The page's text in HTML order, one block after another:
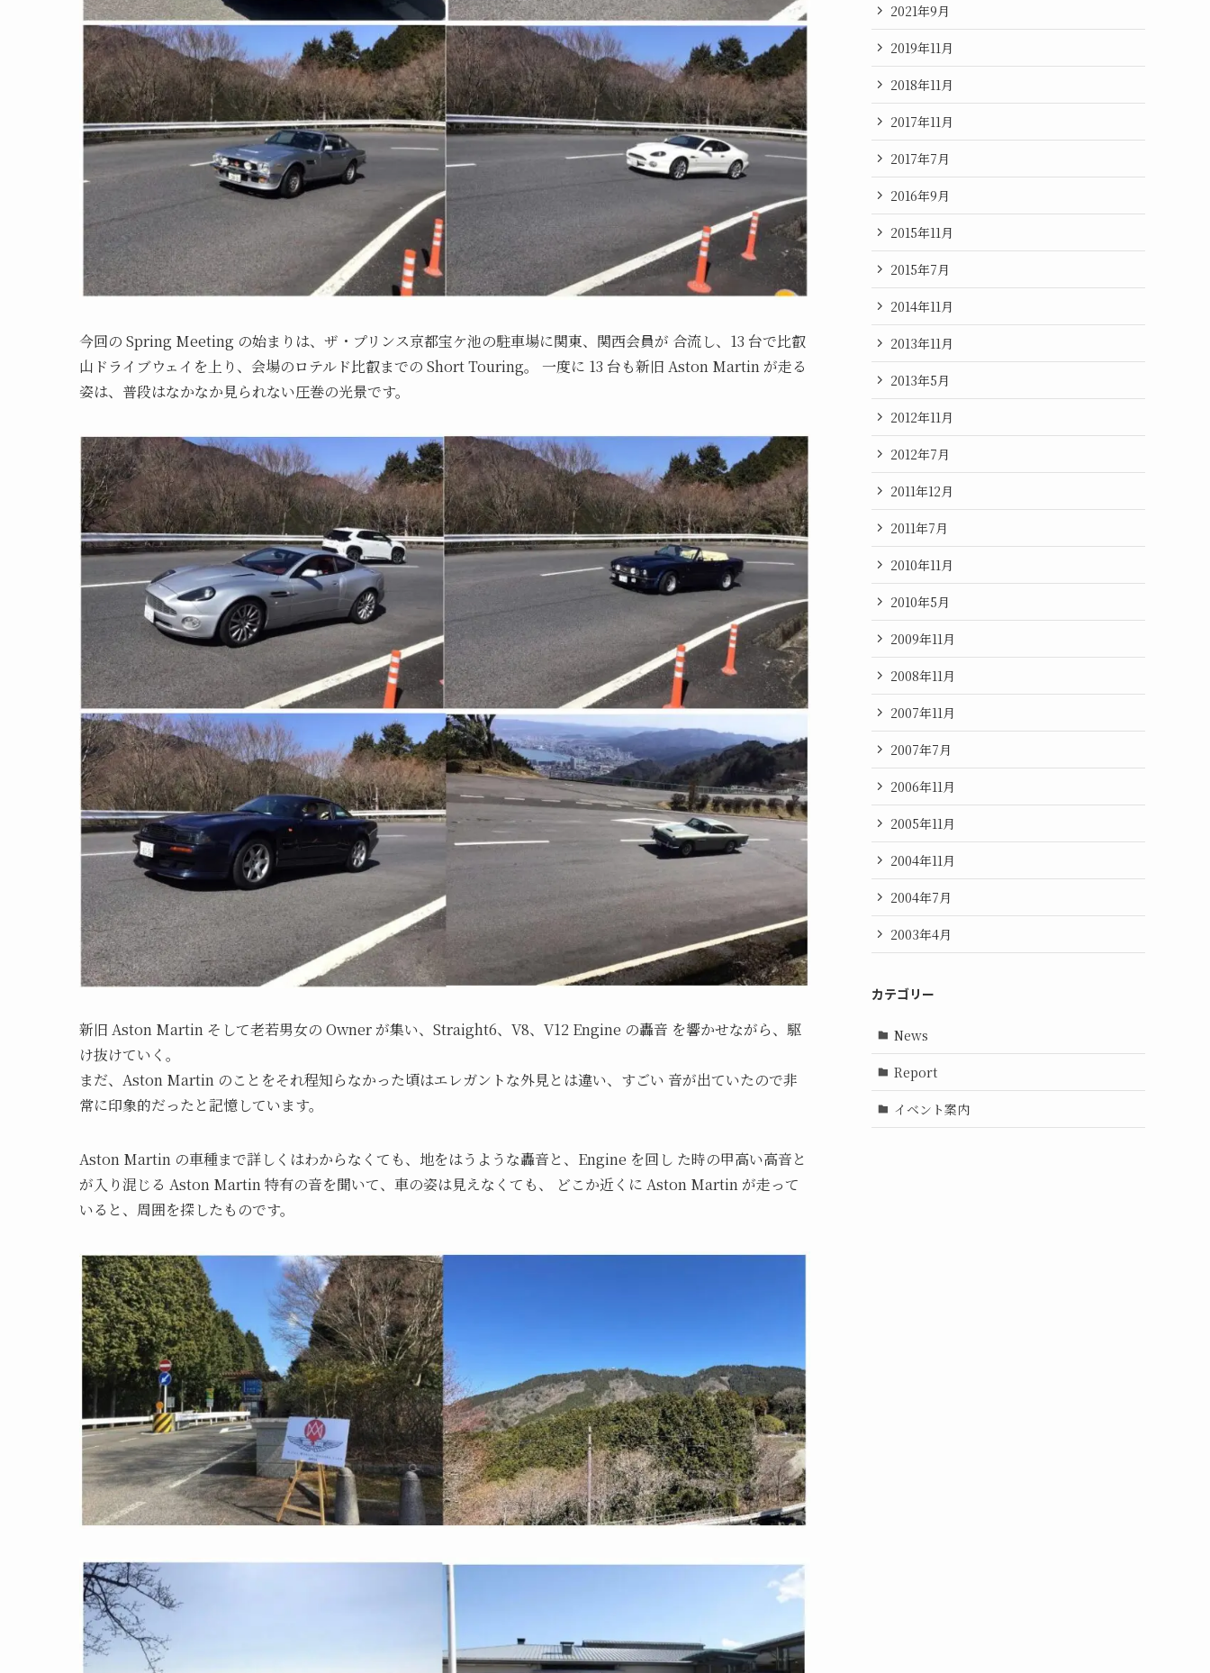
今回の Spring Meeting の始まりは、ザ・プリンス京都宝ケ池の駐車場に関東、関⻄会員が 合流し、13 台で比叡
山ドライブウェイを上り、会場のロテルド比叡までの Short Touring。 一度に 13 台も新旧 Aston Martin が走る
姿は、普段はなかなか見られない圧巻の光景です。
新旧 Aston Martin そして老若男女の Owner が集い、Straight6、V8、V12 Engine の轟音 を響かせながら、駆
け抜けていく。
まだ、Aston Martin のことをそれ程知らなかった頃はエレガントな外見とは違い、すごい 音が出ていたので非
常に印象的だったと記憶しています。
Aston Martin の車種まで詳しくはわからなくても、地をはうような轟音と、Engine を回し た時の甲高い高音と
が入り混じる Aston Martin 特有の音を聞いて、車の姿は見えなくても、 どこか近くに Aston Martin が走って
いると、周囲を探したものです。
2021年9月
2019年11月
2018年11月
2017年11月
2017年7月
2016年9月
2015年11月
2015年7月
2014年11月
2013年11月
2013年5月
2012年11月
2012年7月
2011年12月
2011年7月
2010年11月
2010年5月
2009年11月
2008年11月
2007年11月
2007年7月
2006年11月
2005年11月
2004年11月
2004年7月
2003年4月
カテゴリー
News
Report
イベント案内